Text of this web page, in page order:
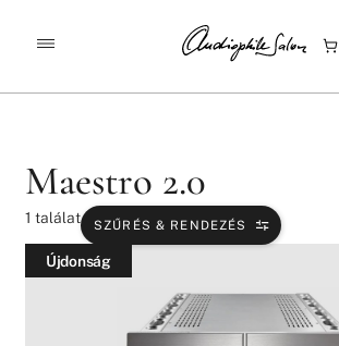
KEZDŐLAP TERMÉKEK / MAESTRO 2.0
Maestro 2.0
1 találat SZŰRÉS & RENDEZÉS
Újdonság